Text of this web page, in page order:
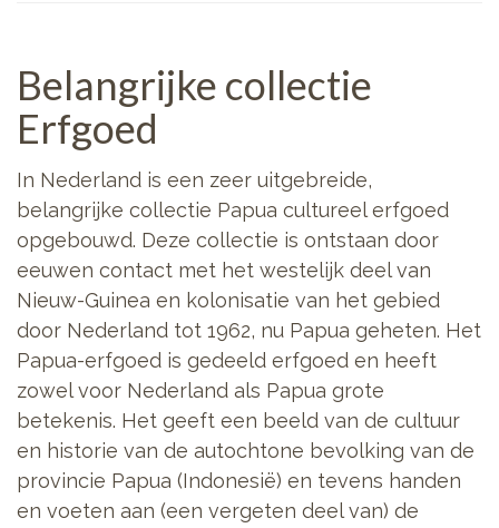
Belangrijke collectie
Erfgoed
In Nederland is een zeer uitgebreide,
belangrijke collectie Papua cultureel erfgoed
opgebouwd. Deze collectie is ontstaan door
eeuwen contact met het westelijk deel van
Nieuw-Guinea en kolonisatie van het gebied
door Nederland tot 1962, nu Papua geheten. Het
Papua-erfgoed is gedeeld erfgoed en heeft
zowel voor Nederland als Papua grote
betekenis. Het geeft een beeld van de cultuur
en historie van de autochtone bevolking van de
provincie Papua (Indonesië) en tevens handen
en voeten aan (een vergeten deel van) de